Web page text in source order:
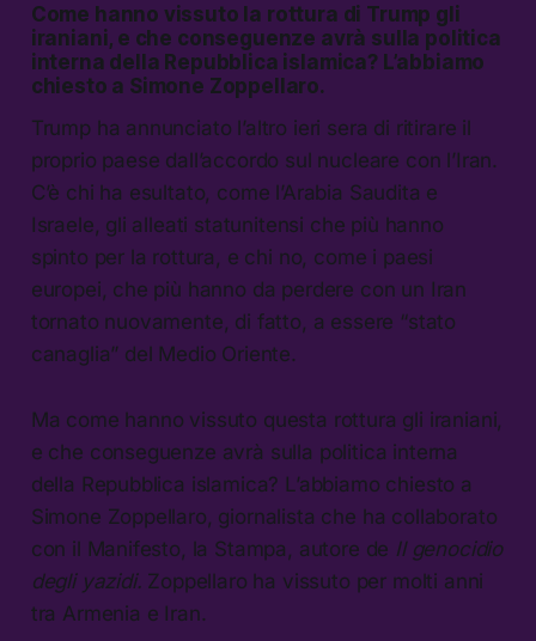
Come hanno vissuto la rottura di Trump gli
iraniani, e che conseguenze avrà sulla politica
interna della Repubblica islamica? L’abbiamo
chiesto a Simone Zoppellaro.
Trump ha annunciato l’altro ieri sera di ritirare il
proprio paese dall’accordo sul nucleare con l’Iran.
C’è chi ha esultato, come l’Arabia Saudita e
Israele, gli alleati statunitensi che più hanno
spinto per la rottura, e chi no, come i paesi
europei, che più hanno da perdere con un Iran
tornato nuovamente, di fatto, a essere “stato
canaglia” del Medio Oriente.
Ma come hanno vissuto questa rottura gli iraniani,
e che conseguenze avrà sulla politica interna
della Repubblica islamica? L’abbiamo chiesto a
Simone Zoppellaro, giornalista che ha collaborato
con il Manifesto, la Stampa, autore de Il genocidio
degli yazidi. Zoppellaro ha vissuto per molti anni
tra Armenia e Iran.